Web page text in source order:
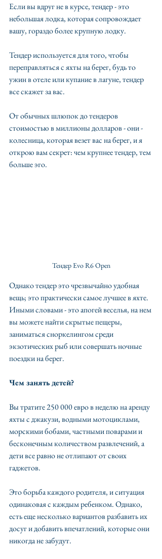
Если вы вдруг не в курсе, тендер - это
небольшая лодка, которая сопровождает
вашу, гораздо более крупную лодку.
Тендер используется для того, чтобы
переправляться с яхты на берег, будь то
ужин в отеле или купание в лагуне, тендер
все скажет за вас.
От обычных шлюпок до тендеров
стоимостью в миллионы долларов - они -
колесница, которая везет вас на берег, и я
открою вам секрет: чем крупнее тендер, тем
больше эго.
Тендер Evo R6 Open
Однако тендер это чрезвычайно удобная
вещь; это практически самое лучшее в яхте.
Иными словами - это апогей веселья, на нем
вы можете найти скрытые пещеры,
заниматься сноркелингом среди
экзотических рыб или совершать ночные
поездки на берег.
Чем занять детей?
Вы тратите 250 000 евро в неделю на аренду
яхты с джакузи, водными мотоциклами,
морскими бобами, частными поварами и
бесконечным количеством развлечений, а
дети все равно не отлипают от своих
гаджетов.
Это борьба каждого родителя, и ситуация
одинаковая с каждым ребенком. Однако,
есть еще несколько вариантов разбавить их
досуг и добавить впечатлений, которые они
никогда не забудут.